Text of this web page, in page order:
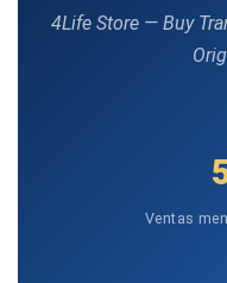
4Life Store — Buy
Ventas